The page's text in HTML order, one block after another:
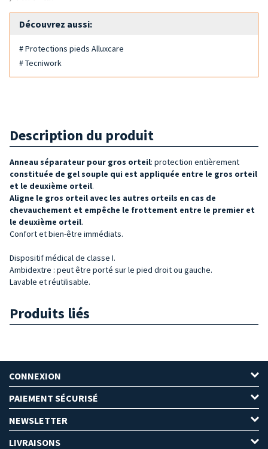
Découvrez aussi:
# Protections pieds Alluxcare
# Tecniwork
Description du produit
Anneau séparateur pour gros orteil: protection entièrement
constituée de gel souple qui est appliquée entre le gros orteil
et le deuxième orteil.
Aligne le gros orteil avec les autres orteils en cas de
chevauchement et empêche le frottement entre le premier et
le deuxième orteil.
Confort et bien-être immédiats.
Dispositif médical de classe I.
Ambidextre : peut être porté sur le pied droit ou gauche.
Lavable et réutilisable.
Produits liés
CONNEXION
PAIEMENT SÉCURISÉ
NEWSLETTER
LIVRAISONS